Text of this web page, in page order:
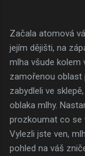
Začala atomová
jejím dějišti, na
mlha všude kolem
zamořenou oblast
zabydleli ve
oblaka mlhy.
prozkoumat co se
Vylezli jste ven,
pohled na váš